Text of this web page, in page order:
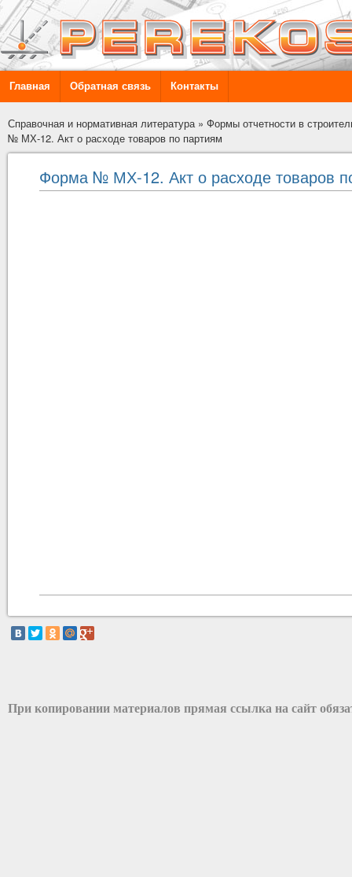
Главная Обратная связь Контакты
Справочная и нормативная литература» Формы отчетности в
№ МХ-12. Акт о расходе товаров по партиям
Форма № МХ-12. Акт о расходе товаров
При копировании материалов прямая ссылка на сайт